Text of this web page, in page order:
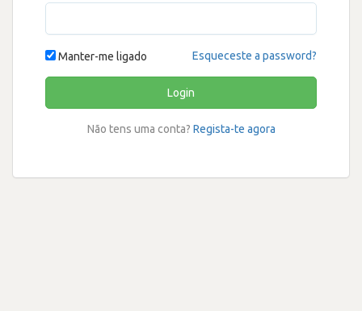
Manter-me ligado Esqueceste a password?
Login
Não tens uma conta? Regista-te agora